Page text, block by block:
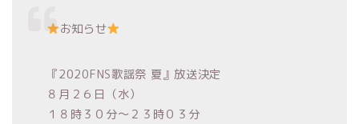
お知らせ
『2020FNS歌謡祭 夏』放送決定
８月２６日（水）
１８時３０分～２３時０３分